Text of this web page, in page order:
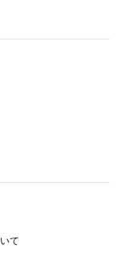
て